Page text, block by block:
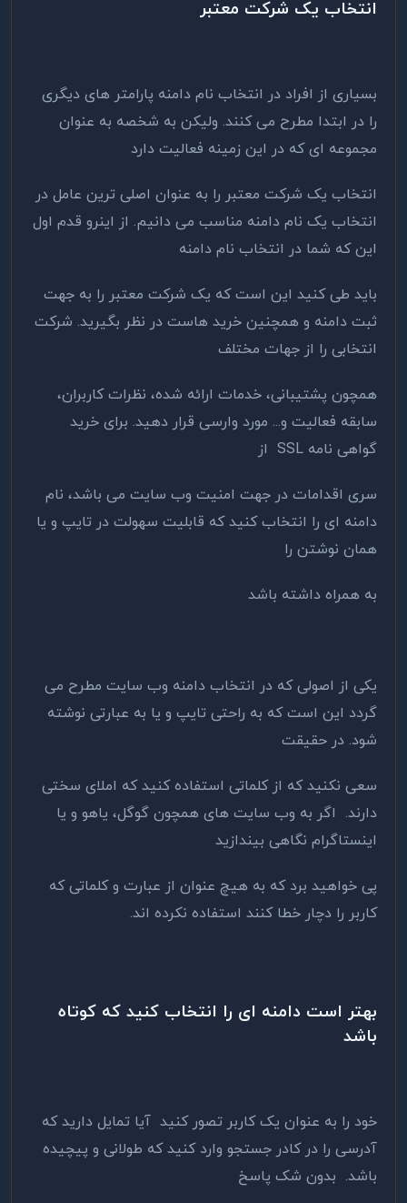
انتخاب یک شرکت معتبر
بسیاری از افراد در انتخاب نام دامنه پارامتر های دیگری
را در ابتدا مطرح می کنند. ولیکن به شخصه به عنوان
مجموعه ای که در این زمینه فعالیت دارد
انتخاب یک شرکت معتبر را به عنوان اصلی ترین عامل در
انتخاب یک نام دامنه مناسب می دانیم. از اینرو قدم اول
این که شما در انتخاب نام دامنه
باید طی کنید این است که یک شرکت معتبر را به جهت
ثبت دامنه و همچنین خرید هاست در نظر بگیرید. شرکت
انتخابی را از جهات مختلف
همچون پشتیبانی، خدمات ارائه شده، نظرات کاربران،
سابقه فعالیت و... مورد وارسی قرار دهید.‌ برای خرید
گواهی نامه SSL از
سری اقدامات در جهت امنیت وب سایت می باشد، نام
دامنه ای را انتخاب کنید که قابلیت سهولت در تایپ و یا
همان نوشتن را
به همراه داشته باشد
یکی از اصولی که در انتخاب دامنه وب سایت مطرح می
گردد این است که به راحتی تایپ و یا به عبارتی نوشته
شود. در حقیقت
سعی نکنید که از کلماتی استفاده کنید که املای سختی
دارند. اگر به وب سایت های همچون گوگل، یاهو و یا
اینستاگرام نگاهی بیندازید
پی خواهید برد که به هیچ عنوان از عبارت و کلماتی که
کاربر را دچار خطا کنند استفاده نکرده اند.
بهتر است دامنه ای را انتخاب کنید که کوتاه
باشد
خود را به عنوان یک کاربر تصور کنید آیا تمایل دارید که
آدرسی را در کادر جستجو وارد کنید که طولانی و پیچیده
باشد. بدون شک پاسخ